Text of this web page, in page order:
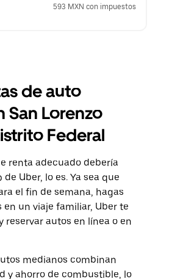
593 MXN con impuestos
de auto
San Lorenzo
Federal
renta adecuado debería
Uber, lo es. Ya sea que
el fin de semana, hagas
en un viaje familiar, Uber te
reservar autos en línea o en
medianos combinan
y ahorro de combustible, lo